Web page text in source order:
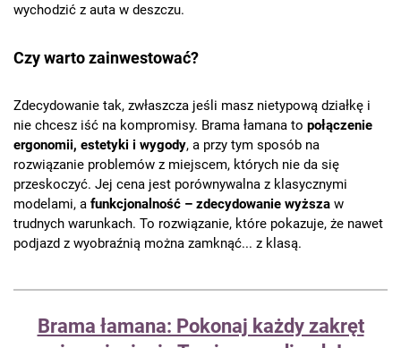
wychodzić z auta w deszczu.
Czy warto zainwestować?
Zdecydowanie tak, zwłaszcza jeśli masz nietypową działkę i
nie chcesz iść na kompromisy. Brama łamana to połączenie
ergonomii, estetyki i wygody, a przy tym sposób na
rozwiązanie problemów z miejscem, których nie da się
przeskoczyć. Jej cena jest porównywalna z klasycznymi
modelami, a funkcjonalność – zdecydowanie wyższa w
trudnych warunkach. To rozwiązanie, które pokazuje, że nawet
podjazd z wyobraźnią można zamknąć... z klasą.
Brama łamana: Pokonaj każdy zakręt